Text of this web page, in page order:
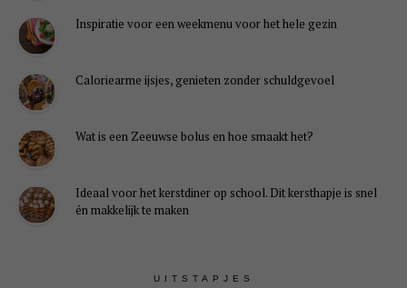
Inspiratie voor een weekmenu voor het hele gezin
Caloriearme ijsjes, genieten zonder schuldgevoel
Wat is een Zeeuwse bolus en hoe smaakt het?
Ideaal voor het kerstdiner op school. Dit kersthapje is snel
én makkelijk te maken
UITSTAPJES